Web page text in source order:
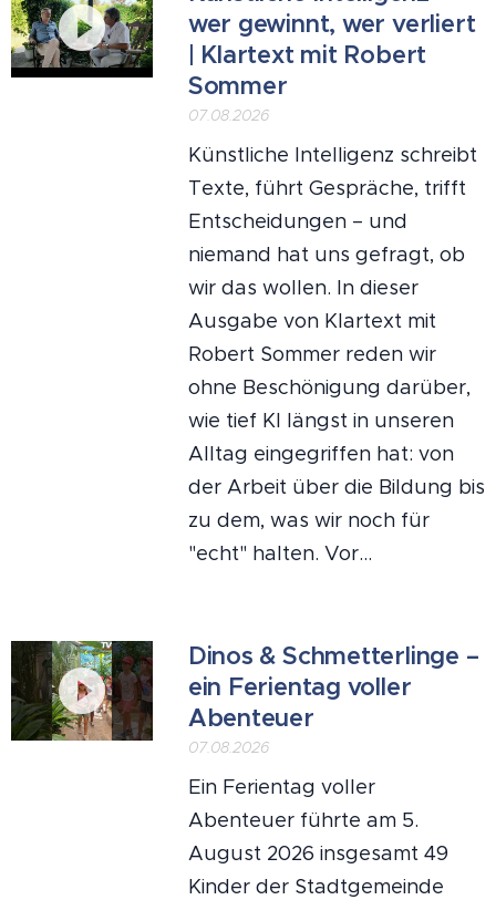
wer gewinnt, wer verliert
| Klartext mit Robert
Sommer
07.08.2026
Künstliche Intelligenz schreibt
Texte, führt Gespräche, trifft
Entscheidungen – und
niemand hat uns gefragt, ob
wir das wollen. In dieser
Ausgabe von Klartext mit
Robert Sommer reden wir
ohne Beschönigung darüber,
wie tief KI längst in unseren
Alltag eingegriffen hat: von
der Arbeit über die Bildung bis
zu dem, was wir noch für
"echt" halten. Vor...
Dinos & Schmetterlinge –
ein Ferientag voller
Abenteuer
07.08.2026
Ein Ferientag voller
Abenteuer führte am 5.
August 2026 insgesamt 49
Kinder der Stadtgemeinde